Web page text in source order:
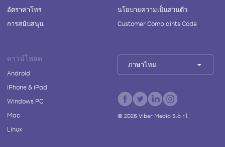
อัตราค่าโทร
การสนับสนุน
นโยบายความเป็นส่วนตัว
Customer Complaints Code
ดาวน์โหลด
Android
iPhone & iPad
Windows PC
Mac
Linux
ภาษาไทย
© 2026Viber Media S.à r.l.